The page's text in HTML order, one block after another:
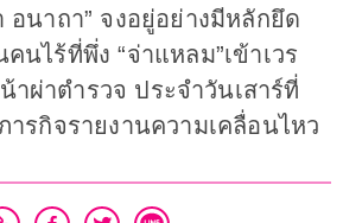
อนาถา” จงอยู่อย่างมีหลักยึด
นไร้ที่พึ่ง “จ่าแหลม”เข้าเวร
าผ่าตำรวจ ประจำวันเสาร์ที่
รกิจรายงานความเคลื่อนไหว